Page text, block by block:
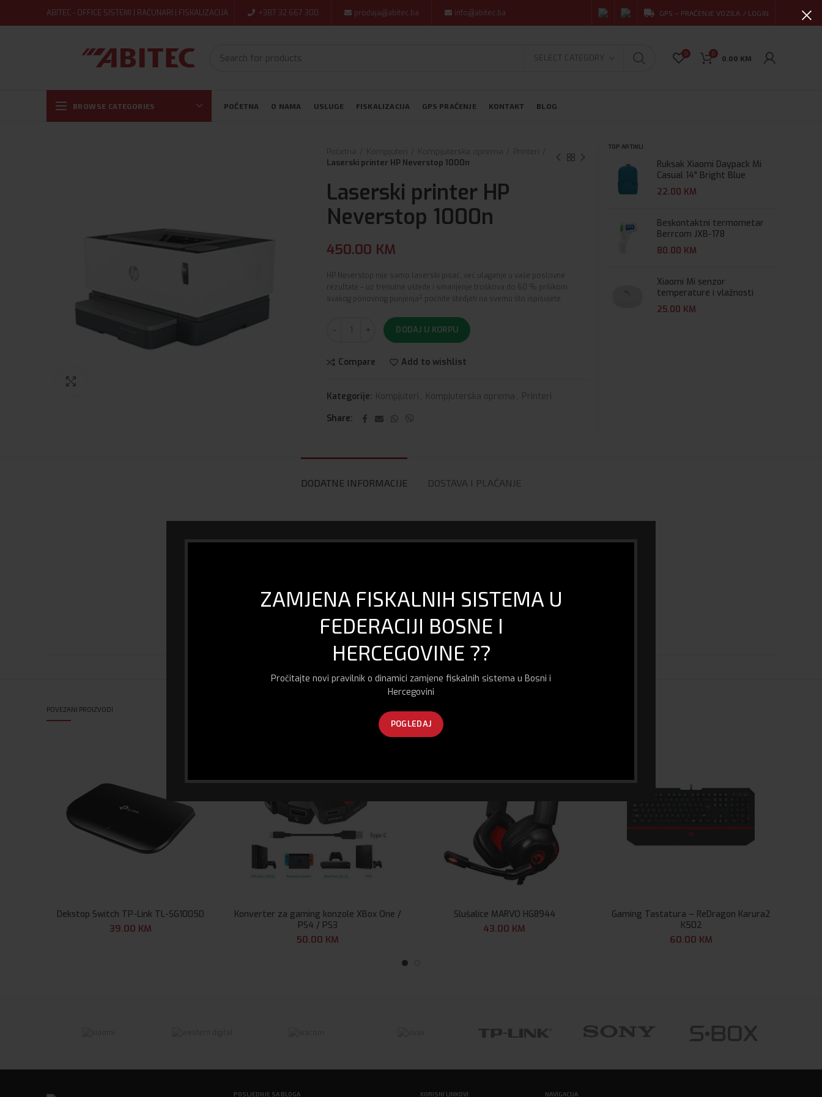
ZAMJENA FISKALNIH SISTEMA U
FEDERACIJI BOSNE I
HERCEGOVINE ??
Pročitajte novi pravilnik o dinamici zamjene fiskalnih sistema u Bosni i
Hercegovini
POGLEDAJ
ABITEC - OFFICE SISTEMI | RAČUNARI | FISKALIZACIJA +387 32 667 300 prodaja@abitec.ba info@abitec.ba GPS – PRAĆENJE VOZILA / LOGIN
SELECT CATEGORY 0 0
0.00 KM
BROWSE CATEGORIES POČETNA O NAMA USLUGE FISKALIZACIJA GPS PRAĆENJE KONTAKT BLOG
Laserski printer HP Neverstop 1000n
Laserski printer HP
Neverstop 1000n
450.00 KM
HP Neverstop nije samo laserski pisač, već ulaganje u vaše poslovne
rezultate – uz trenutne uštede i smanjenje troškova do 60 % prilikom
svakog ponovnog punjenja2 počnite štedjeti na svemu što ispisujete.
DODAJ U KORPU
Compare Add to wishlist
Kategorije: Kompjuteri , Kompjuterska oprema , Printeri
Share
TOP ARTIKLI
Ruksak Xiaomi Daypack Mi
Casual 14" Bright Blue
22.00 KM
Beskontaktni termometar
Berrcom JXB-178
80.00 KM
Xiaomi Mi senzor
temperature i vlažnosti
25.00 KM
DODATNE INFORMACIJE DOSTAVA I PLAĆANJE
Brzina ispisa (str. u minuti)
POVEZANI PROIZVODI
Dekstop Switch TP-Link TL-SG1005D
39.00 KM
Konverter za gaming konzole XBox One /
PS4 / PS3
50.00 KM
Slušalice MARVO HG8944
43.00 KM
Gaming Tastatura – ReDragon Karura2
K502
60.00 KM
POSLJEDNJE SA BLOGA KORISNI LINKOVI NAVIGACIJA